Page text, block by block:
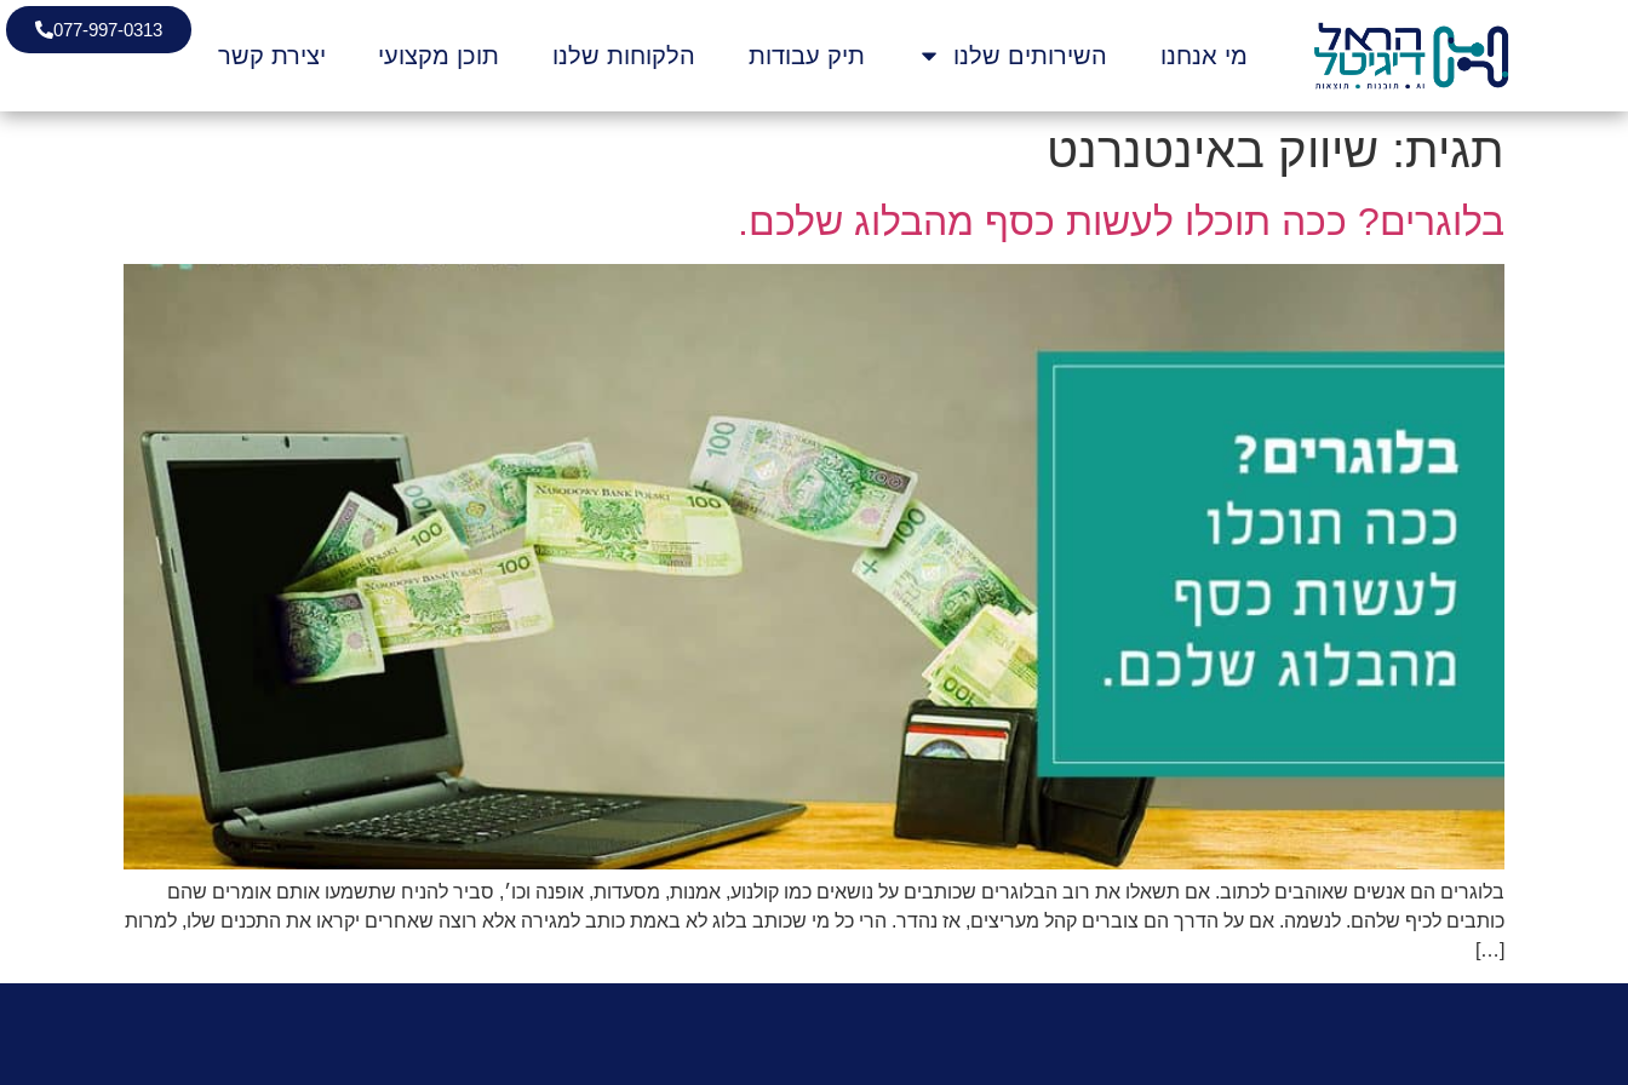
077-997-0313
מי אנחנו השירותים שלנו תיק עבודות הלקוחות שלנו תוכן מקצועי יצירת קשר
תגית: שיווק באינטנרנט
בלוגרים? ככה תוכלו לעשות כסף מהבלוג שלכם.
בלוגרים הם אנשים שאוהבים לכתוב. אם תשאלו את רוב הבלוגרים שכותבים על נושאים כמו קולנוע, אמנות, מסעדות, אופנה וכו׳, סביר להניח שתשמעו אותם אומרים שהם
כותבים לכיף שלהם. לנשמה. אם על הדרך הם צוברים קהל מעריצים, אז נהדר. הרי כל מי שכותב בלוג לא באמת כותב למגירה אלא רוצה שאחרים יקראו את התכנים שלו, למרות
[…]